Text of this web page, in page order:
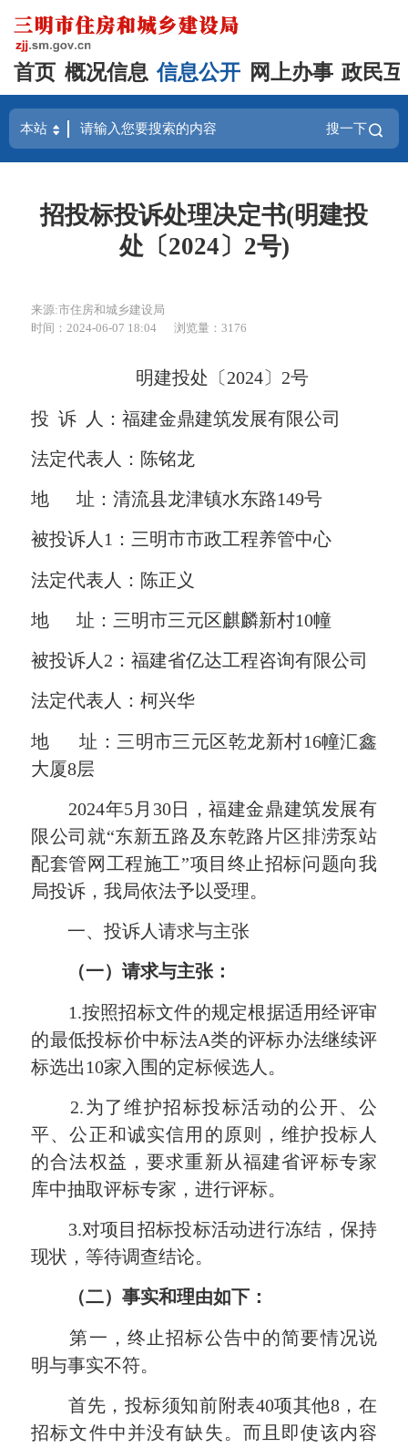
首页 概况信息 信息公开 网上办事 政民
搜一下
招投标投诉处理决定书(明建投
处〔2024〕2号)
来源:市住房和城乡建设局
时间：2024-06-07 18:04
浏览量：3176
明建投处〔2024〕2号
投 诉 人：福建金鼎建筑发展有限公司
法定代表人：陈铭龙
地 址：清流县龙津镇水东路149号
被投诉人1：三明市市政工程养管中心
法定代表人：陈正义
地 址：三明市三元区麒麟新村10幢
被投诉人2：福建省亿达工程咨询有限公司
法定代表人：柯兴华
地 址：三明市三元区乾龙新村16幢汇鑫
大厦8层
2024年5月30日，福建金鼎建筑发展有
限公司就“东新五路及东乾路片区排涝泵站
配套管网工程施工”项目终止招标问题向我
局投诉，我局依法予以受理。
一、投诉人请求与主张
（一）请求与主张：
1.按照招标文件的规定根据适用经评审
的最低投标价中标法A类的评标办法继续评
标选出10家入围的定标候选人。
2.为了维护招标投标活动的公开、公
平、公正和诚实信用的原则，维护投标人
的合法权益，要求重新从福建省评标专家
库中抽取评标专家，进行评标。
3.对项目招标投标活动进行冻结，保持
现状，等待调查结论。
（二）事实和理由如下：
第一，终止招标公告中的简要情况说
明与事实不符。
首先，投标须知前附表40项其他8，在
招标文件中并没有缺失。而且即使该内容